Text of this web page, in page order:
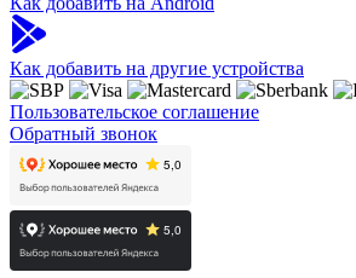
Как добавить на другие устройства
Пользовательское соглашение
Обратный звонок